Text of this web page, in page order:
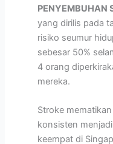
PENYEMBUHAN
yang dirilis pada
risiko seumur
sebesar 50%
4 orang
mereka.
Stroke
konsisten
keempat di